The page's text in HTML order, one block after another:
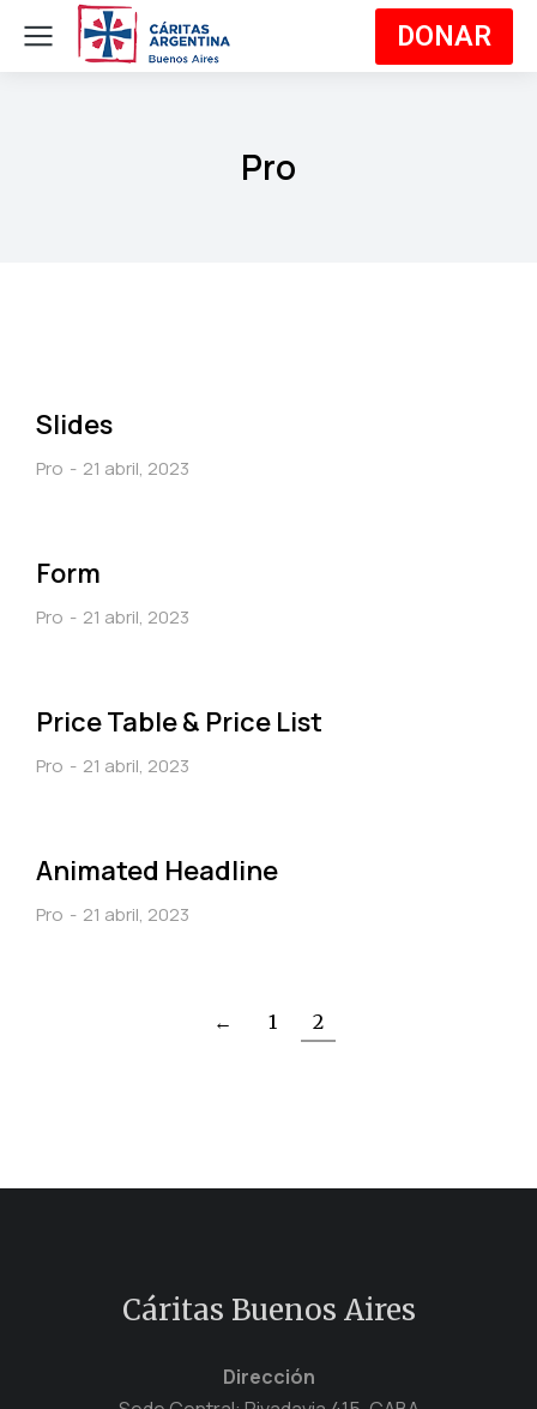
DONAR
Pro
Slides
Pro 21 abril, 2023
Form
Pro 21 abril, 2023
Price Table & Price List
Pro 21 abril, 2023
Animated Headline
Pro 21 abril, 2023
← 1 2
Cáritas Buenos Aires
Dirección